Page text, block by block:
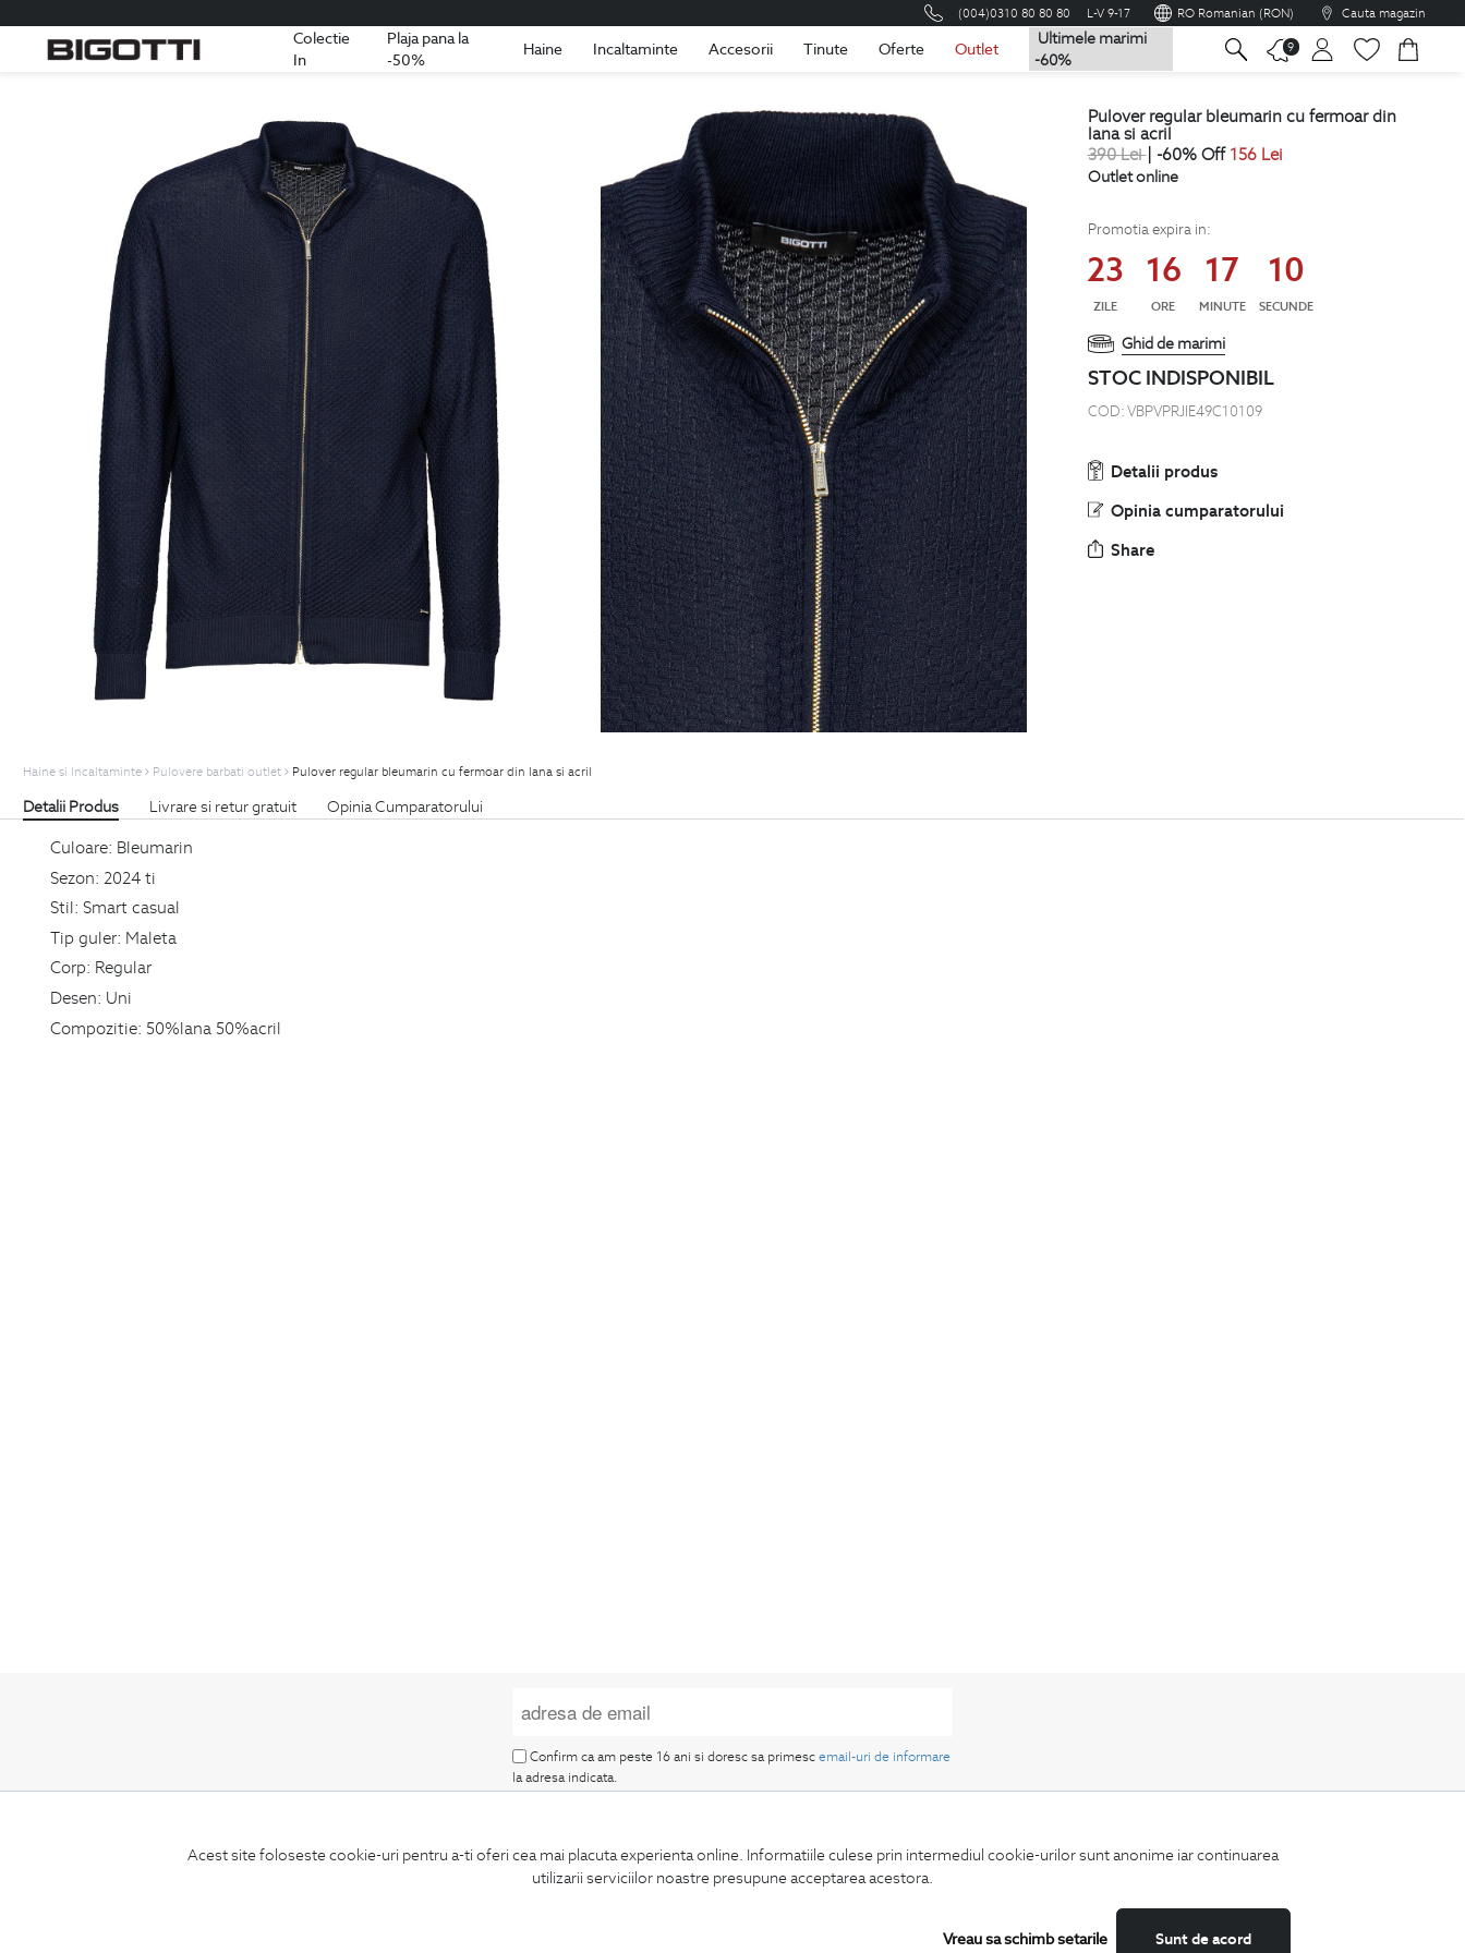
Acest site foloseste cookie-uri pentru a-ti oferi cea mai placuta experienta online. Informatiile culese prin intermediul cookie-urilor sunt anonime iar continuarea
utilizarii serviciilor noastre presupune acceptarea acestora.
Sunt de acord
Vreau sa schimb setarile
(004)0310 80 80 80 L-V 9-17 RO Romanian (RON) Cauta magazin
Colectie
In
Plaja pana la
-50%
Haine Incaltaminte Accesorii Tinute Oferte Outlet
Ultimele marimi
-60%
9
Romania Romana
pulover regular bleumarin cu fermoar din
lana si acril
390Lei| -60% Off 156 Lei
Outlet online
Promotia expira in:
23
ZILE
16
ORE
17
MINUTE
09
SECUNDE
Ghid de marimi
STOC INDISPONIBIL
COD:VBPVPRJIE49C10109
Detalii produs
Opinia cumparatorului
Share
Haine si Incaltaminte Pulovere barbati outlet Pulover regular bleumarin cu fermoar din lana si acril
Detalii Produs Livrare si retur gratuit Opinia Cumparatorului
Culoare: Bleumarin
Sezon: 2024 ti
Stil: Smart casual
Tip guler: Maleta
Corp: Regular
Desen: Uni
Compozitie: 50%lana 50%acril
ABONEAZA-TE
LA NEWSLETTER
Confirm ca am peste 16 ani si doresc sa primescemail-uri de informare
la adresa indicata.